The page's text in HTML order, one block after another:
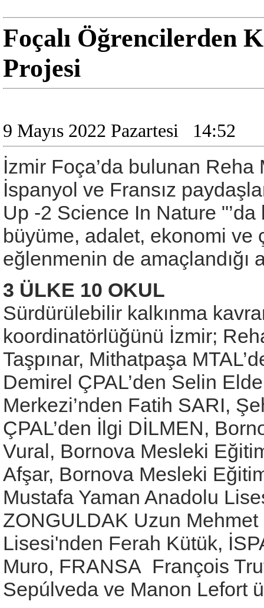
Foçalı Öğrencilerden
Projesi
9 Mayıs 2022 Pazartesi 14:52
İzmir Foça’da bulunan
İspanyol ve Fransız
Up -2 Science In Nature
büyüme, adalet, ekonomi ve
eğlenmenin de amaçlandığı
3 ÜLKE 10 OKUL
Sürdürülebilir kalkınma
koordinatörlüğünü İzmir;
Taşpınar, Mithatpaşa
Demirel ÇPAL’den Selin
Merkezi’nden Fatih SARI,
ÇPAL’den İlgi DİLMEN,
Vural, Bornova Mesleki
Afşar, Bornova Mesleki
Mustafa Yaman Anadolu
ZONGULDAK Uzun
Lisesi'nden Ferah Kütük,
Muro, FRANSA François
Sepúlveda ve Manon Lefort